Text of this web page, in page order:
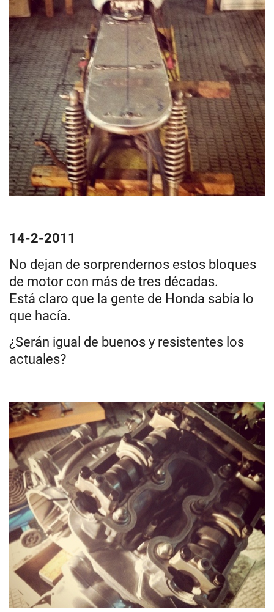
14-2-2011
No dejan de sorprendernos estos bloques
de motor con más de tres décadas.
Está claro que la gente de Honda sabía lo
que hacía.
¿Serán igual de buenos y resistentes los
actuales?